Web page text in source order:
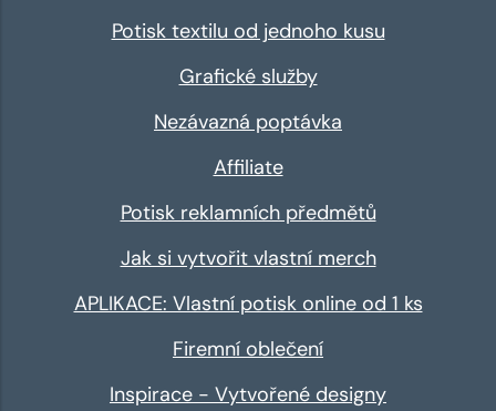
Potisk textilu od jednoho kusu
Grafické služby
Nezávazná poptávka
Affiliate
Potisk reklamních předmětů
Jak si vytvořit vlastní merch
APLIKACE: Vlastní potisk online od 1 ks
Firemní oblečení
Inspirace - Vytvořené designy